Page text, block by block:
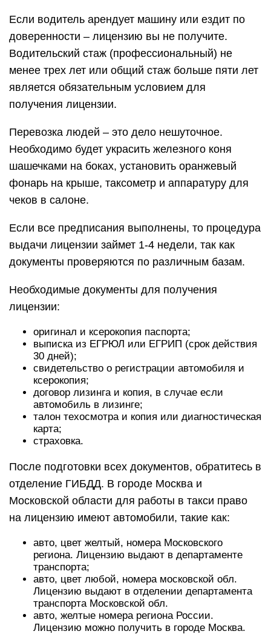
Если водитель арендует машину или ездит по
доверенности – лицензию вы не получите.
Водительский стаж (профессиональный) не
менее трех лет или общий стаж больше пяти лет
является обязательным условием для
получения лицензии.
Перевозка людей – это дело нешуточное.
Необходимо будет украсить железного коня
шашечками на боках, установить оранжевый
фонарь на крыше, таксометр и аппаратуру для
чеков в салоне.
Если все предписания выполнены, то процедура
выдачи лицензии займет 1-4 недели, так как
документы проверяются по различным базам.
Необходимые документы для получения
лицензии:
оригинал и ксерокопия паспорта;
выписка из ЕГРЮЛ или ЕГРИП (срок действия
30 дней);
свидетельство о регистрации автомобиля и
ксерокопия;
договор лизинга и копия, в случае если
автомобиль в лизинге;
талон техосмотра и копия или диагностическая
карта;
страховка.
После подготовки всех документов, обратитесь в
отделение ГИБДД. В городе Москва и
Московской области для работы в такси право
на лицензию имеют автомобили, такие как:
авто, цвет желтый, номера Московского
региона. Лицензию выдают в департаменте
транспорта;
авто, цвет любой, номера московской обл.
Лицензию выдают в отделении департамента
транспорта Московской обл.
авто, желтые номера региона России.
Лицензию можно получить в городе Москва.